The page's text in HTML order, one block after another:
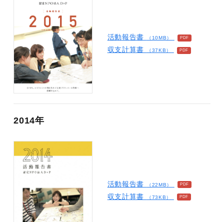
活動報告書 （10MB）
収支計算書 （37KB）
2014年
活動報告書 （22MB）
収支計算書 （73KB）